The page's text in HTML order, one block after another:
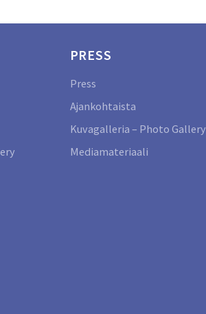
PRESS
Press
Ajankohtaista
Kuvagalleria – Photo Gallery
Mediamateriaali